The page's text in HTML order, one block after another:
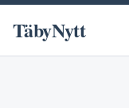
TäbyNytt